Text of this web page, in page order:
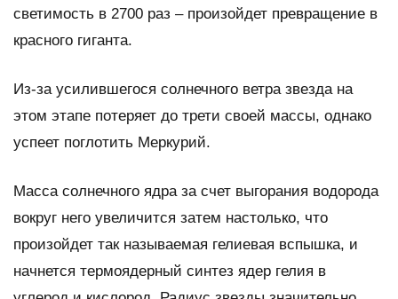
светимость в 2700 раз – произойдет превращение в
красного гиганта.
Из-за усилившегося солнечного ветра звезда на
этом этапе потеряет до трети своей массы, однако
успеет поглотить Меркурий.
Масса солнечного ядра за счет выгорания водорода
вокруг него увеличится затем настолько, что
произойдет так называемая гелиевая вспышка, и
начнется термоядерный синтез ядер гелия в